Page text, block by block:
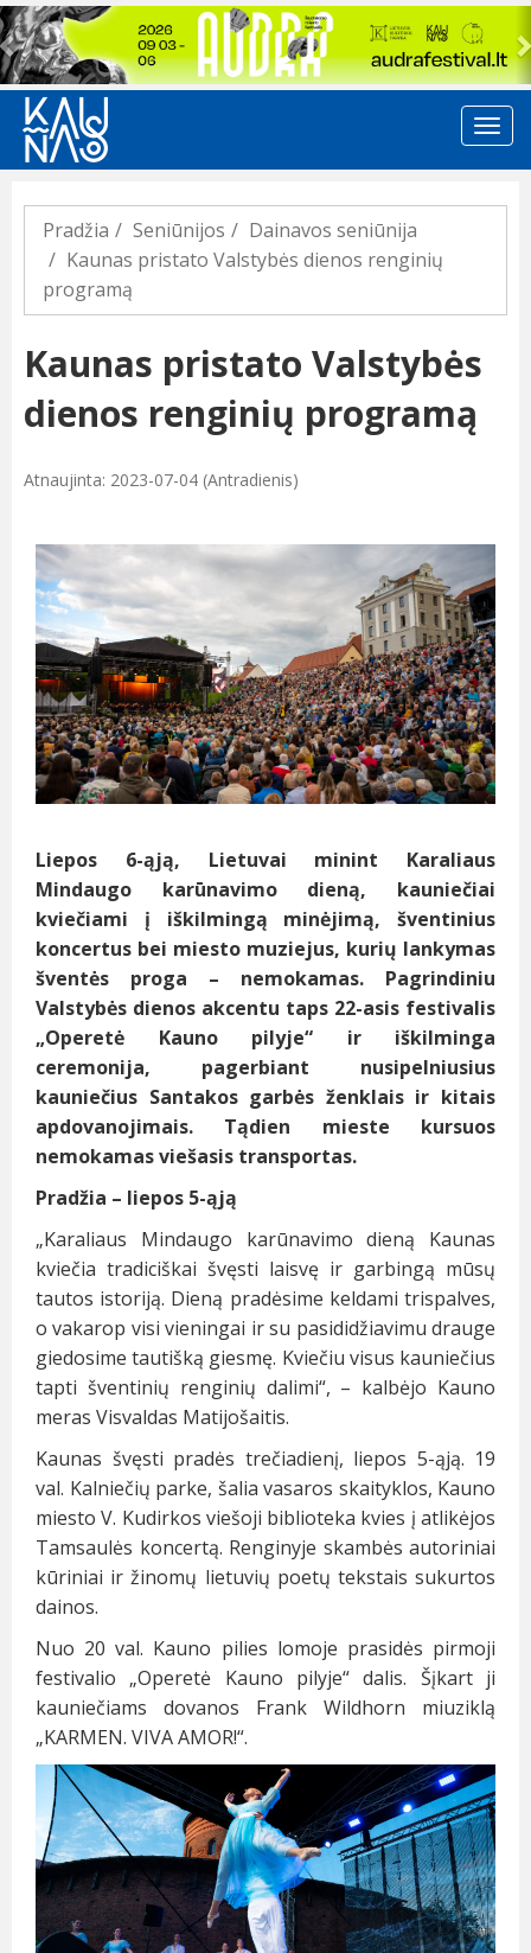
Previous
Pradžia Seniūnijos
Dainavos seniūnija
Kaunas pristato Valstybės dienos renginių
programą
Kaunas pristato Valstybės
dienos renginių programą
Atnaujinta: 2023-07-04 (Antradienis)
Liepos 6-ąją, Lietuvai minint Karaliaus
Mindaugo karūnavimo dieną, kauniečiai
kviečiami į iškilmingą minėjimą, šventinius
koncertus bei miesto muziejus, kurių lankymas
šventės proga – nemokamas. Pagrindiniu
Valstybės dienos akcentu taps 22-asis festivalis
„Operetė Kauno pilyje“ ir iškilminga
ceremonija, pagerbiant nusipelniusius
kauniečius Santakos garbės ženklais ir kitais
apdovanojimais. Tądien mieste kursuos
nemokamas viešasis transportas.
Pradžia – liepos 5-ąją
„Karaliaus Mindaugo karūnavimo dieną Kaunas
kviečia tradiciškai švęsti laisvę ir garbingą mūsų
tautos istoriją. Dieną pradėsime keldami trispalves,
o vakarop visi vieningai ir su pasididžiavimu drauge
giedosime tautišką giesmę. Kviečiu visus kauniečius
tapti šventinių renginių dalimi“, – kalbėjo Kauno
meras Visvaldas Matijošaitis.
Kaunas švęsti pradės trečiadienį, liepos 5-ąją. 19
val. Kalniečių parke, šalia vasaros skaityklos, Kauno
miesto V. Kudirkos viešoji biblioteka kvies į atlikėjos
Tamsaulės koncertą. Renginyje skambės autoriniai
kūriniai ir žinomų lietuvių poetų tekstais sukurtos
dainos.
Nuo 20 val. Kauno pilies lomoje prasidės pirmoji
festivalio „Operetė Kauno pilyje“ dalis. Šįkart ji
kauniečiams dovanos Frank Wildhorn miuziklą
„KARMEN. VIVA AMOR!“.